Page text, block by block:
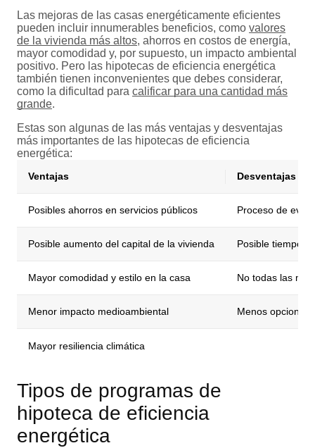
Las mejoras de las casas energéticamente eficientes
pueden incluir innumerables beneficios, como valores
de la vivienda más altos, ahorros en costos de energía,
mayor comodidad y, por supuesto, un impacto ambiental
positivo. Pero las hipotecas de eficiencia energética
también tienen inconvenientes que debes considerar,
como la dificultad para calificar para una cantidad más
grande.
Estas son algunas de las más ventajas y desventajas
más importantes de las hipotecas de eficiencia
energética:
Ventajas Desventajas
Posibles ahorros en servicios públicos Proceso de
Posible aumento del capital de la vivienda Posible tiempo
Mayor comodidad y estilo en la casa No todas las
Menor impacto medioambiental Menos opciones
Mayor resiliencia climática
Tipos de programas de
hipoteca de eficiencia
energética